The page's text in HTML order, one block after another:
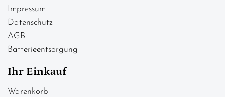
Impressum
Datenschutz
AGB
Batterieentsorgung
Ihr Einkauf
Warenkorb